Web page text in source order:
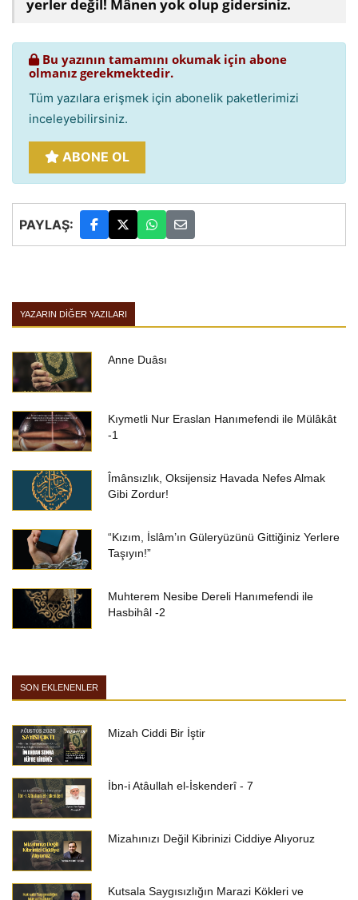
yerler değil! Mânen yok olup gidersiniz.
Bu yazının tamamını okumak için abone
olmanız gerekmektedir.
Tüm yazılara erişmek için abonelik paketlerimizi
inceleyebilirsiniz.
ABONE OL
PAYLAŞ:
YAZARIN DIĞER YAZILARI
Anne Duâsı
Kıymetli Nur Eraslan Hanımefendi ile Mülâkât
-1
Îmânsızlık, Oksijensiz Havada Nefes Almak
Gibi Zordur!
“Kızım, İslâm’ın Güleryüzünü Gittiğiniz Yerlere
Taşıyın!”
Muhterem Nesibe Dereli Hanımefendi ile
Hasbihâl -2
SON EKLENENLER
Mizah Ciddi Bir İştir
İbn-i Atâullah el-İskenderî - 7
Mizahınızı Değil Kibrinizi Ciddiye Alıyoruz
Kutsala Saygısızlığın Marazi Kökleri ve